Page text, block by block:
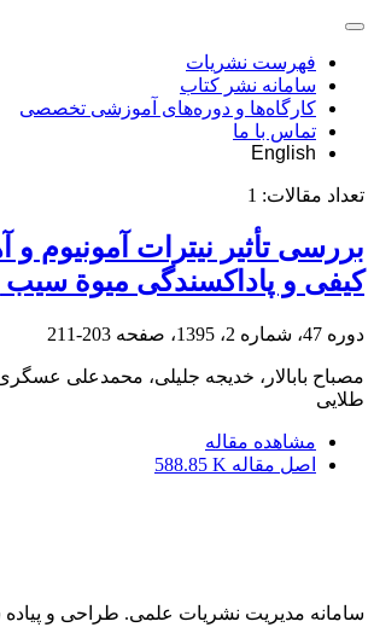
فهرست نشریات
سامانه نشر کتاب
کارگاه‌ها و دوره‌های آموزشی تخصصی
تماس با ما
English
تعداد مقالات: 1
بررسی تأثیر نیترات آمونیوم
کیفی و پاداکسندگی میوة سیب
دوره 47، شماره 2، 1395، صفحه 203-211
مصباح بابالار، خدیجه جلیلی، محمدعلی
طلایی
مشاهده مقاله
اصل مقاله 588.85 K
سامانه مدیریت نشریات علمی. طراحی و پیاده